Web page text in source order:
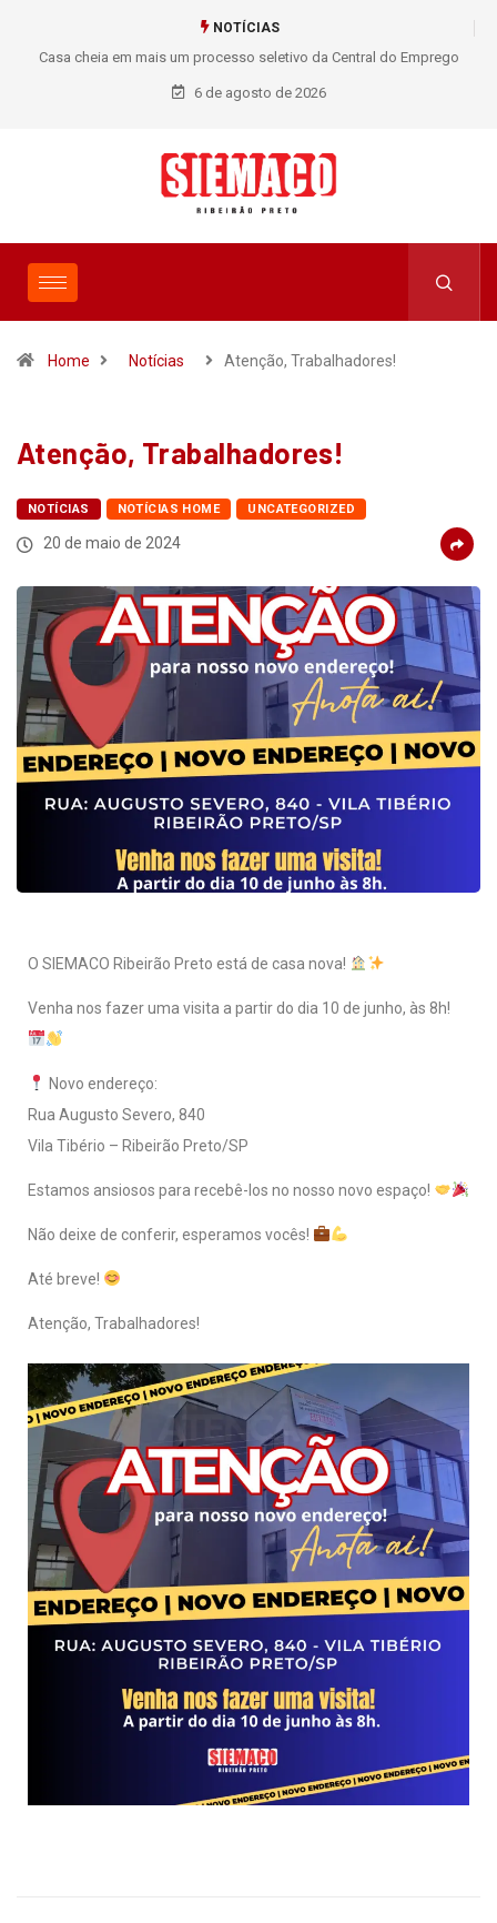
NOTÍCIAS
Casa cheia em mais um processo seletivo da Central do Emprego
SIEMACO!
6 de agosto de 2026
Home Notícias Atenção, Trabalhadores!
Atenção, Trabalhadores!
NOTÍCIAS NOTÍCIAS HOME UNCATEGORIZED
20 de maio de 2024
O SIEMACO Ribeirão Preto está de casa nova!
Venha nos fazer uma visita a partir do dia 10 de junho, às 8h!
Novo endereço:
Rua Augusto Severo, 840
Vila Tibério – Ribeirão Preto/SP
Estamos ansiosos para recebê-los no nosso novo espaço!
Não deixe de conferir, esperamos vocês!
Até breve!
Atenção, Trabalhadores!